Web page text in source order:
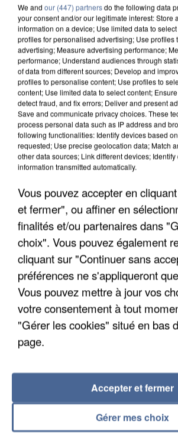
DE FAUNE SAUVAGE SONT...
MAFIA INTERPELLÉ EN ALGÉRIE
We and our (447) partnersdo the following data
your consent and/or our legitimate interest: Store
information on a device; Use limited data to
profiles for personalised advertising; Use profiles
advertising; Measure advertising performance;
performance; Understand audiences through
of data from different sources; Develop and
profiles to personalise content; Use profiles to
content; Use limited data to select content;
detect fraud, and fix errors; Deliver and present
Save and communicate privacy choices. These
process personal data such as IP address and
following functionalities: Identify devices based
requested; Use precise geolocation data; Match
other data sources; Link different devices;
information transmitted automatically.
Vous pouvez accepter en
et fermer", ou affiner en
finalités et/ou partenaires dans
choix". Vous pouvez également
cliquant sur "Continuer sans
préférences ne s'appliqueront
Vous pouvez mettre à jour vos
votre consentement à tout
"Gérer les cookies" situé en bas
page.
Gérer mes choix
Accepter et fermer